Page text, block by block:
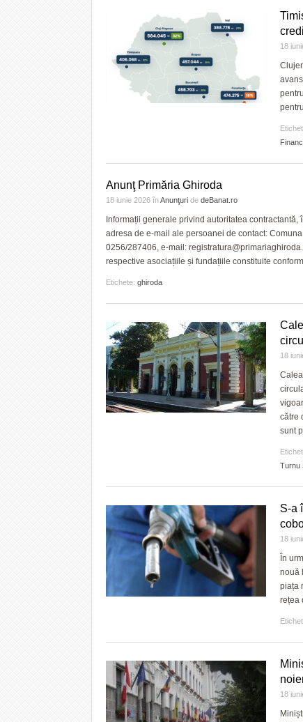
18
Anunţ Primăria Ghiroda
18 iunie 2026 înAnunţuri de deBanat.ro
Informații generale privind autoritatea
adresa de e-mail ale persoanei de contact:
0256/287406, e-mail:
respective asociațiile și fundațiile constituite
Etichete: ghiroda
18
către
sunt
Turnu
S-a
18
În
nouă
piața
rețea
18